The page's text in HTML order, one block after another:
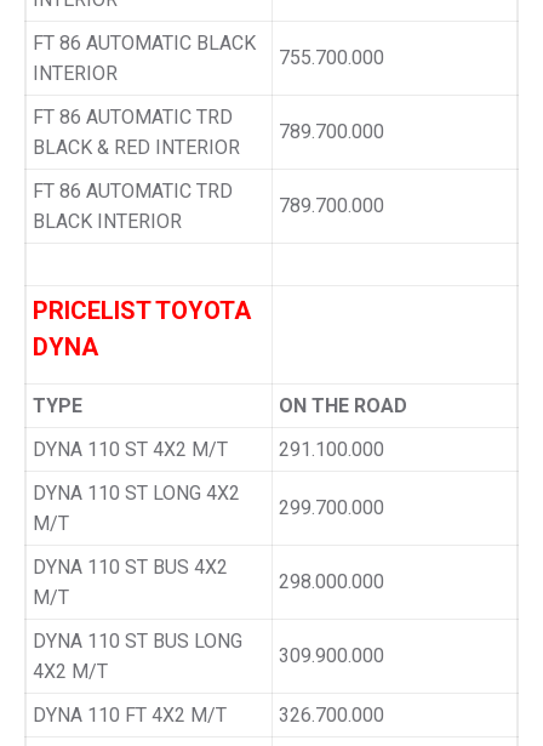
FT 86 AUTOMATIC BLACK
INTERIOR
755.700.000
FT 86 AUTOMATIC TRD
BLACK & RED INTERIOR
789.700.000
FT 86 AUTOMATIC TRD
BLACK INTERIOR
789.700.000
PRICELIST TOYOTA
DYNA
TYPE
ON THE ROAD
DYNA 110 ST 4X2 M/T
291.100.000
DYNA 110 ST LONG 4X2
M/T
299.700.000
DYNA 110 ST BUS 4X2
M/T
298.000.000
DYNA 110 ST BUS LONG
4X2 M/T
309.900.000
DYNA 110 FT 4X2 M/T
326.700.000